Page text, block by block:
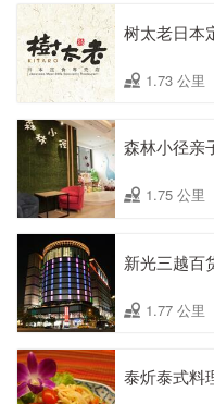
树太老日本
1.73 公里
森林小径亲
1.75 公里
新光三越百
1.77 公里
泰炘泰式料